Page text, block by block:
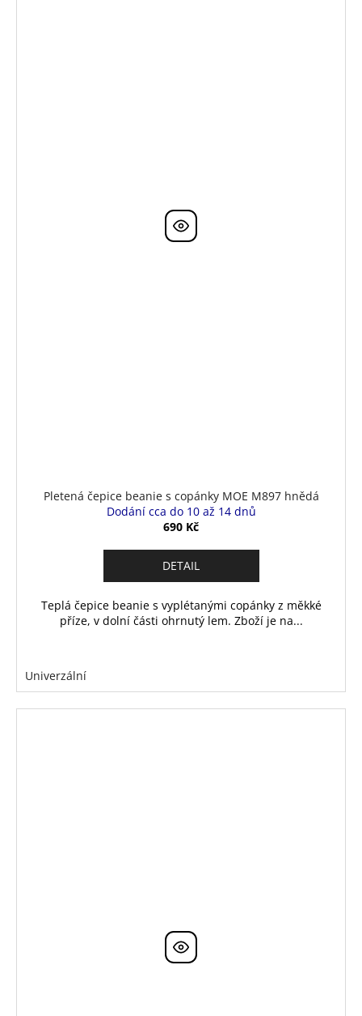
Pletená čepice beanie s copánky MOE M897 hnědá
Dodání cca do 10 až 14 dnů
690 Kč
DETAIL
Teplá čepice beanie s vyplétanými copánky z měkké
příze, v dolní části ohrnutý lem. Zboží je na...
Univerzální